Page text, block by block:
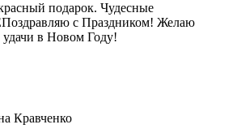
подарок. Чудесные
с Праздником! Желаю
удачи в Новом Году!
Кравченко